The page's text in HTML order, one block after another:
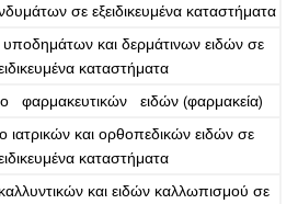
σε εξειδικευμένα καταστήματα
υποδημάτων και δερμάτινων ειδών σε
καταστήματα
φαρμακευτικών ειδών (φαρμακεία)
ιατρικών και ορθοπεδικών ειδών σε
καταστήματα
και ειδών καλλωπισμού σε